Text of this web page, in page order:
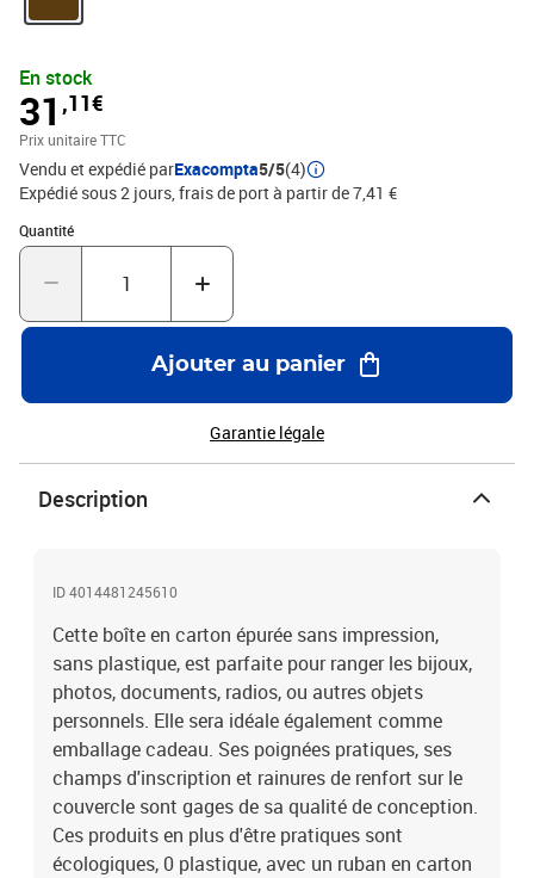
entoure et une certification FSC® et Vegan. Cette boîte est livrée
hauteurs disponibles vous offrent un large choix et couvrent tous
les besoins.
En stock
31 ,11€
Prix unitaire TTC
Vendu et expédié parExacompta5/5(4)
Expédié sous 2 jours, frais de port à partir de 7,41 €
Quantité
Quantité : 1
Ajouter au panier
Garantie légale
Description
ID 4014481245610
Cette boîte en carton épurée sans impression,
sans plastique, est parfaite pour ranger les bijoux,
photos, documents, radios, ou autres objets
personnels. Elle sera idéale également comme
emballage cadeau. Ses poignées pratiques, ses
champs d'inscription et rainures de renfort sur le
couvercle sont gages de sa qualité de conception.
Ces produits en plus d'être pratiques sont
écologiques, 0 plastique, avec un ruban en carton